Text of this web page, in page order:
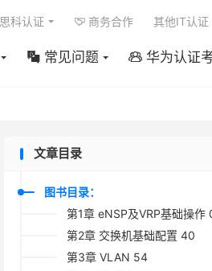
 常见问题  华为认证
思科认证  商务合作 其他IT认证
文章目录
图书目录：
第1章 eNSP及VRP基础操作
第2章 交换机基础配置 40
第3章 VLAN 54